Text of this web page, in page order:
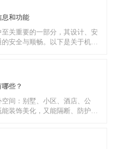
息和功能
关重要的一部分，其设计、安
安全与顺畅。以下是关于机动
些？
间：别墅、小区、酒店、公
装饰美化，又能隔断、防护、